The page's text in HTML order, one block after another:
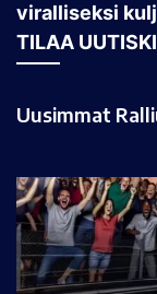
viralliseksi
TILAA
Uusimmat